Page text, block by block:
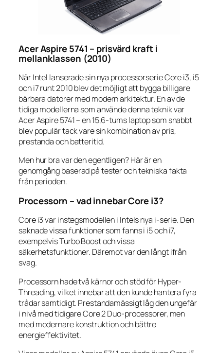
Acer Aspire 5741 – prisvärd kraft i
mellanklassen (2010)
När Intel lanserade sin nya processorserie Core i3, i5
och i7 runt 2010 blev det möjligt att bygga billigare
bärbara datorer med modern arkitektur. En av de
tidiga modellerna som använde denna teknik var
Acer Aspire 5741 – en 15,6-tums laptop som snabbt
blev populär tack vare sin kombination av pris,
prestanda och batteritid.
Men hur bra var den egentligen? Här är en
genomgång baserad på tester och tekniska fakta
från perioden.
Processorn – vad innebar Core i3?
Core i3 var instegsmodellen i Intels nya i-serie. Den
saknade vissa funktioner som fanns i i5 och i7,
exempelvis Turbo Boost och vissa
säkerhetsfunktioner. Däremot var den långt ifrån
svag.
Processorn hade två kärnor och stöd för Hyper-
Threading, vilket innebar att den kunde hantera fyra
trådar samtidigt. Prestandamässigt låg den ungefär
i nivå med tidigare Core 2 Duo-processorer, men
med modernare konstruktion och bättre
energieffektivitet.